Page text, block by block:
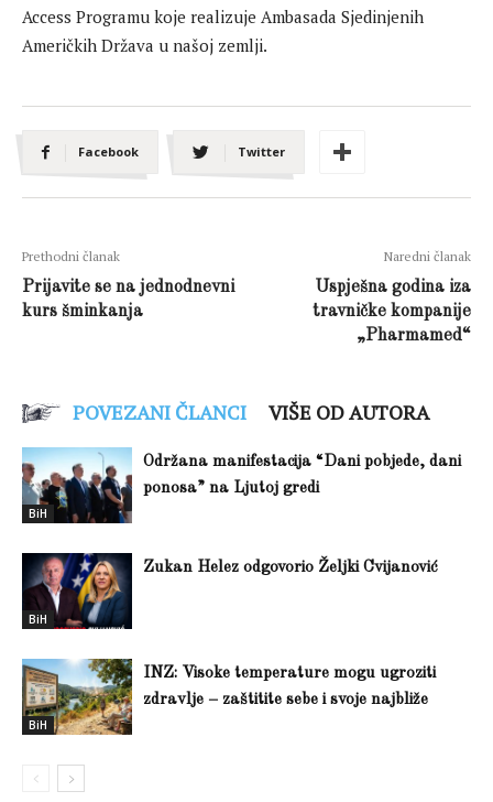
Access Programu koje realizuje Ambasada Sjedinjenih
Američkih Država u našoj zemlji.
Facebook Twitter
Prethodni članak
Prijavite se na jednodnevni
kurs šminkanja
Naredni članak
Uspješna godina iza
travničke kompanije
„Pharmamed“
POVEZANI ČLANCI VIŠE OD AUTORA
BiH
Održana manifestacija “Dani pobjede, dani
ponosa” na Ljutoj gredi
BiH
Zukan Helez odgovorio Željki Cvijanović
BiH
INZ: Visoke temperature mogu ugroziti
zdravlje – zaštitite sebe i svoje najbliže